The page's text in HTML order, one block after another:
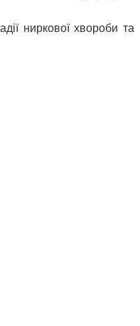
ниркової хвороби та